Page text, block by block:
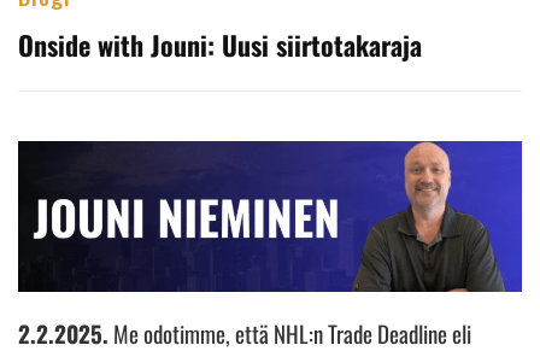
Onside with Jouni: Uusi siirtotakaraja
2.2.2025. Me odotimme, että NHL:n Trade Deadline eli